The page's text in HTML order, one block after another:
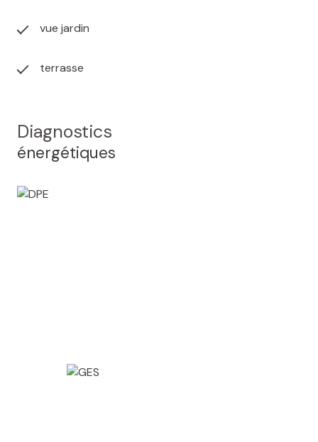
vue jardin
terrasse
Diagnostics
énergétiques